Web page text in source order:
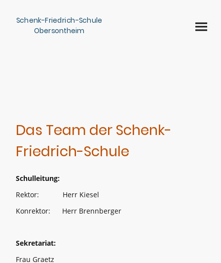
Schenk-Friedrich-Schule
Obersontheim
Das Team der Schenk-
Friedrich-Schule
Schulleitung:
Rektor: Herr Kiesel
Konrektor: Herr Brennberger
Sekretariat:
Frau Graetz